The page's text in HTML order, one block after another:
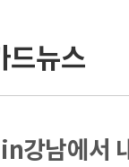
드뉴스
강남에서